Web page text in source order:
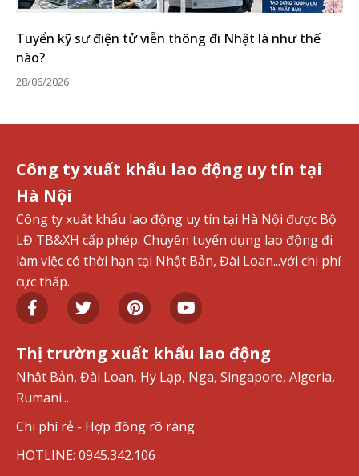
Tuyển kỹ sư điện tử viễn thông đi Nhật là như thế
nào?
28/06/2026
Công ty xuất khẩu lao động uy tín tại
Hà Nội
Công ty xuất khẩu lao động uy tín tại Hà Nội được Bộ
LĐ TB&XH cấp phép. Chuyên tuyển dụng lao động đi
làm việc có thời hạn tại Nhật Bản, Đài Loan...với chi phí
cực thấp.
Thị trường xuất khẩu lao động
Nhật Bản, Đài Loan, Hy Lạp, Nga, Singapore, Algeria,
Rumani...
Chi phí rẻ - Hợp đồng rõ ràng
HOTLINE: 0945.342.106